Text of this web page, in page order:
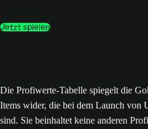
Jetzt spielen
Die Profiwerte-Tabelle spiegelt die
Items wider, die bei dem Launch von
sind. Sie beinhaltet keine anderen